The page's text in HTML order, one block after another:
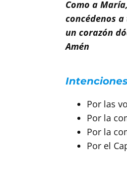
Como a
concédenos
un corazón
Amén
Por las
Por la
Por la
Por el